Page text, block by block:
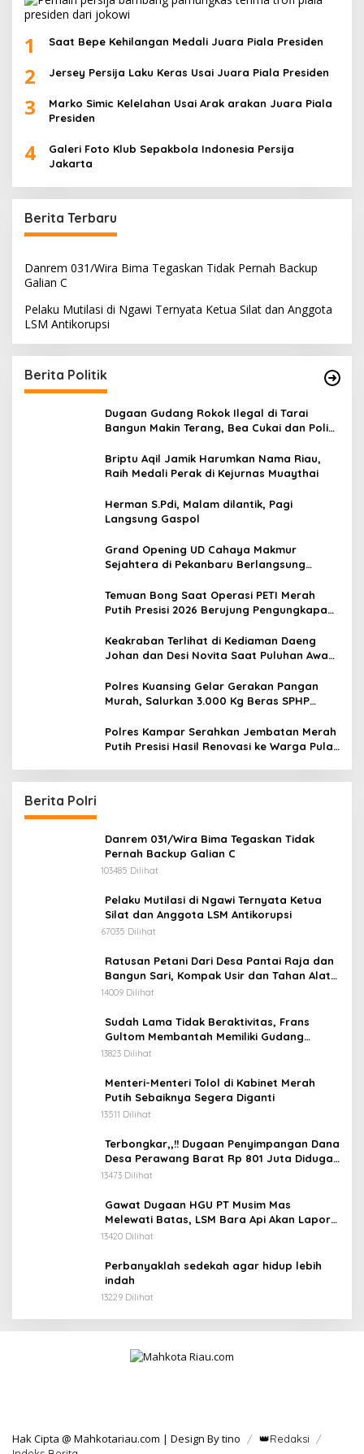
1 Saat Bepe Kehilangan Medali Juara Piala Presiden
2 Jersey Persija Laku Keras Usai Juara Piala Presiden
3
Marko Simic Kelelahan Usai Arak arakan Juara Piala
Presiden
4
Galeri Foto Klub Sepakbola Indonesia Persija
Jakarta
Berita Terbaru
Danrem 031/Wira Bima Tegaskan Tidak Pernah Backup
Galian C
Pelaku Mutilasi di Ngawi Ternyata Ketua Silat dan Anggota
LSM Antikorupsi
Berita Politik
Dugaan Gudang Rokok Ilegal di Tarai
Bangun Makin Terang, Bea Cukai dan Polisi
Briptu Aqil Jamik Harumkan Nama Riau,
Raih Medali Perak di Kejurnas Muaythai
Herman S.Pdi, Malam dilantik, Pagi
Langsung Gaspol
Grand Opening UD Cahaya Makmur
Sejahtera di Pekanbaru Berlangsung
Temuan Bong Saat Operasi PETI Merah
Putih Presisi 2026 Berujung Pengungkapan
Keakraban Terlihat di Kediaman Daeng
Johan dan Desi Novita Saat Puluhan Awak
Grup Info Lalu Lintas sekaligus Doa
Syukuran Menempati Rumah.
Polres Kuansing Gelar Gerakan Pangan
Murah, Salurkan 3.000 Kg Beras SPHP
Polres Kampar Serahkan Jembatan Merah
Putih Presisi Hasil Renovasi ke Warga Pulau
Berita Polri
Danrem 031/Wira Bima Tegaskan Tidak
Pernah Backup Galian C
103485 Dilihat
Pelaku Mutilasi di Ngawi Ternyata Ketua
Silat dan Anggota LSM Antikorupsi
67035 Dilihat
Ratusan Petani Dari Desa Pantai Raja dan
Bangun Sari, Kompak Usir dan Tahan Alat
Berat Milik Hanafi Cs.
14009 Dilihat
Sudah Lama Tidak Beraktivitas, Frans
Gultom Membantah Memiliki Gudang
Penimbunan BBM
13823 Dilihat
Menteri-Menteri Tolol di Kabinet Merah
Putih Sebaiknya Segera Diganti
13511 Dilihat
Terbongkar,,!! Dugaan Penyimpangan Dana
Desa Perawang Barat Rp 801 Juta Diduga
Tidak Jelas Penggunaannya
13473 Dilihat
Gawat Dugaan HGU PT Musim Mas
Melewati Batas, LSM Bara Api Akan Lapor
ke APH dan Satgas PKH
13420 Dilihat
Perbanyaklah sedekah agar hidup lebih
indah
13229 Dilihat
Hak Cipta @ Mahkotariau.com | Design By tino
👑Redaksi